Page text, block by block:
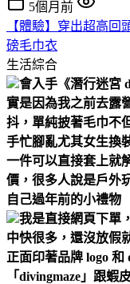
5個月前
【體驗】穿出超高回
磅毛巾衣
生活綜合
會入手《潛行迷宮
實是因為我之前去露
抖，單純披著毛巾不
手忙腳亂尤其女生換
一件可以直接套上就
價，很多人說是戶外
自己過年前的小禮物
我是直接網頁下單
中快很多，還沒放假
正面印著品牌 logo 和
「divingmaze」跟蝦